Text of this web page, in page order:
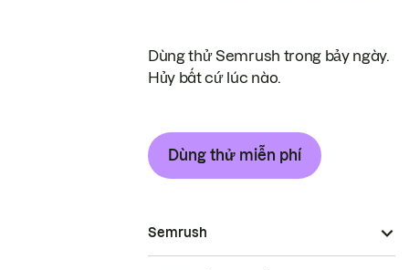
Dùng thử Semrush trong bảy ngày.
Hủy bất cứ lúc nào.
Dùng thử miễn phí
Semrush